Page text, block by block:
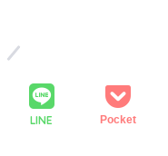
LINE Pocket